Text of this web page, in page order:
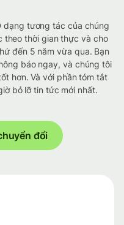
dạng tương tác của chúng
theo thời gian thực và cho
đến 5 năm vừa qua. Bạn
báo ngay, và chúng tôi
hơn. Và với phần tóm tắt
bỏ lỡ tin tức mới nhất.
đổi